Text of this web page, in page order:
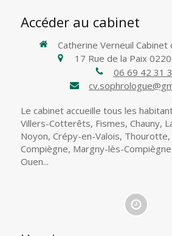
Accéder au cabinet
Catherine Verneuil Cabinet
17 Rue de la Paix
06 69 42 31
Le cabinet accueille tous les
Villers-Cotterêts, Fismes, Chauny,
Noyon, Crépy-en-Valois,
Compiègne, Margny-lès-
Ouen...